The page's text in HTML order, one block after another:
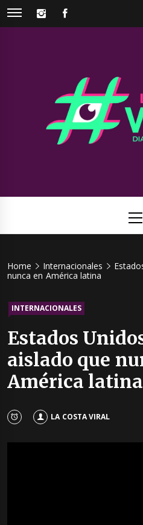
Skip
INSTAGRAM
Home Internacionales
nunca en América latina
INTERNACIONALES
Estados
aislado que
América latina
LA COSTA VIRAL